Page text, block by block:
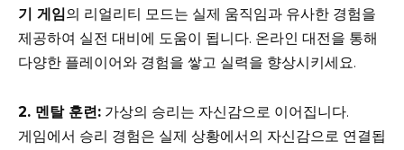
기 게임의 리얼리티 모드는 실제 움직임과 유사한 경험을
제공하여 실전 대비에 도움이 됩니다. 온라인 대전을 통해
다양한 플레이어와 경험을 쌓고 실력을 향상시키세요.
2. 멘탈 훈련: 가상의 승리는 자신감으로 이어집니다.
게임에서 승리 경험은 실제 상황에서의 자신감으로 연결됩